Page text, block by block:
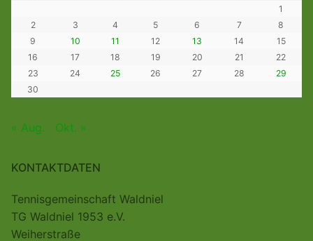
1
2
3 4 5 6 7
8
9
10 11 12 13 14
15
16
17 18 19 20 21
22
23
24 25 26 27 28
29
30
« Aug. Okt. »
KONTAKTDATEN
Tennisgemeinschaft Waldniel
TG Waldniel 1953 e.V.
Weiherstraße